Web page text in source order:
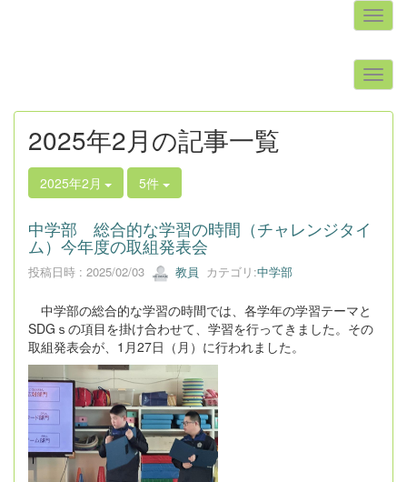
2025年2月の記事一覧
2025年2月 5件
中学部 総合的な学習の時間（チャレンジタイ
ム）今年度の取組発表会
投稿日時 : 2025/02/03 教員 カテゴリ:中学部
中学部の総合的な学習の時間では、各学年の学習テーマと
SDGｓの項目を掛け合わせて、学習を行ってきました。その
取組発表会が、1月27日（月）に行われました。